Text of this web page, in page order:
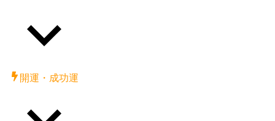
開運・成功運